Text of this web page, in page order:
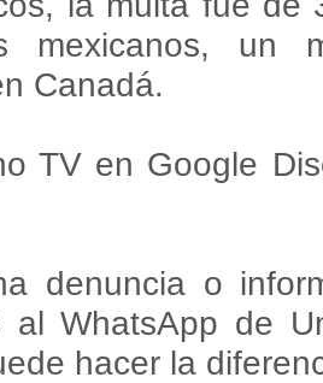
mexicanos, un
Canadá.
TV en Google
denuncia o
al WhatsApp de
hacer la